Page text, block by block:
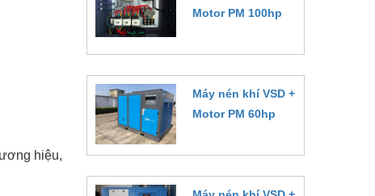
hiệu,
Motor PM 100hp
Máy nén khí VSD +
Motor PM 60hp